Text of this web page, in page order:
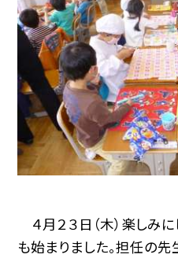
４月２３日（木）楽しみ
も始まりました。担任の